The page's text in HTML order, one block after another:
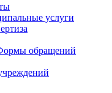
услуги
обращений